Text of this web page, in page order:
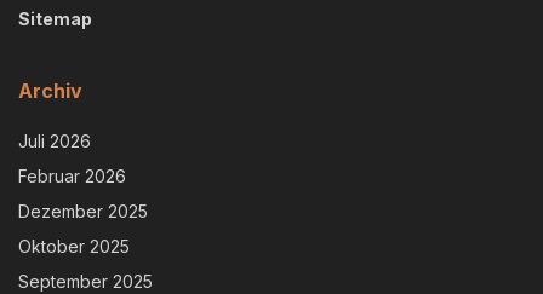
Sitemap
Archiv
Juli 2026
Februar 2026
Dezember 2025
Oktober 2025
September 2025